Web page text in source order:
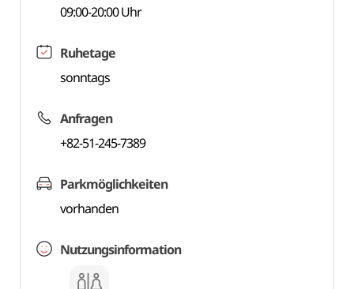
09:00-20:00 Uhr
Ruhetage
sonntags
Anfragen
+82-51-245-7389
Parkmöglichkeiten
vorhanden
Nutzungsinformation